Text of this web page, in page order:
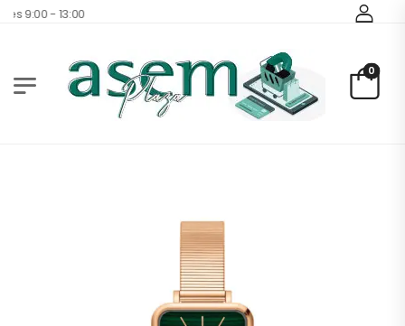
- 13:00
0